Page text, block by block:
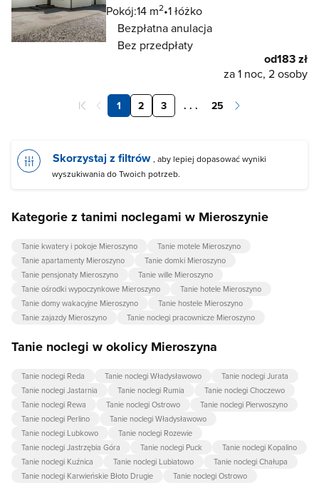
Pokój:14 m2 1 łóżko
Bezpłatna anulacja
Bez przedpłaty
od183 zł
za 1 noc, 2 osoby
1 2 3 . . . 25
Skorzystaj z filtrów , aby lepiej dopasować wyniki
wyszukiwania do Twoich potrzeb.
Kategorie z tanimi noclegami w Mieroszynie
Tanie kwatery i pokoje Mieroszyno
Tanie motele Mieroszyno
Tanie apartamenty Mieroszyno
Tanie domki Mieroszyno
Tanie pensjonaty Mieroszyno
Tanie wille Mieroszyno
Tanie ośrodki wypoczynkowe Mieroszyno
Tanie hotele Mieroszyno
Tanie domy wakacyjne Mieroszyno
Tanie hostele Mieroszyno
Tanie zajazdy Mieroszyno
Tanie noclegi pracownicze Mieroszyno
Tanie noclegi w okolicy Mieroszyna
Tanie noclegi Reda Tanie noclegi Władysławowo
Tanie noclegi Jurata
Tanie noclegi Jastarnia
Tanie noclegi Rumia
Tanie noclegi Choczewo
Tanie noclegi Rewa
Tanie noclegi Ostrowo
Tanie noclegi Pierwoszyno
Tanie noclegi Perlino
Tanie noclegi Władysławowo
Tanie noclegi Lubkowo
Tanie noclegi Rozewie
Tanie noclegi Jastrzębia Góra
Tanie noclegi Puck
Tanie noclegi Kopalino
Tanie noclegi Kuźnica
Tanie noclegi Lubiatowo
Tanie noclegi Chałupa
Tanie noclegi Karwieńskie Błoto Drugie
Tanie noclegi Ostrowo